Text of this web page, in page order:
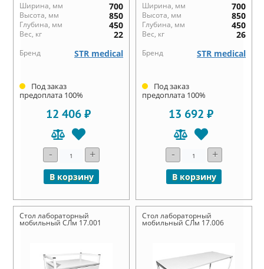
Ширина, мм 700
Высота, мм 850
Глубина, мм 450
Вес, кг 22
Бренд STR medical
Под заказ
предоплата 100%
12 406 ₽
- +
В корзину
Ширина, мм 700
Высота, мм 850
Глубина, мм 450
Вес, кг 26
Бренд STR medical
Под заказ
предоплата 100%
13 692 ₽
- +
В корзину
Стол лабораторный
мобильный СЛм 17.001
Стол лабораторный
мобильный СЛм 17.006